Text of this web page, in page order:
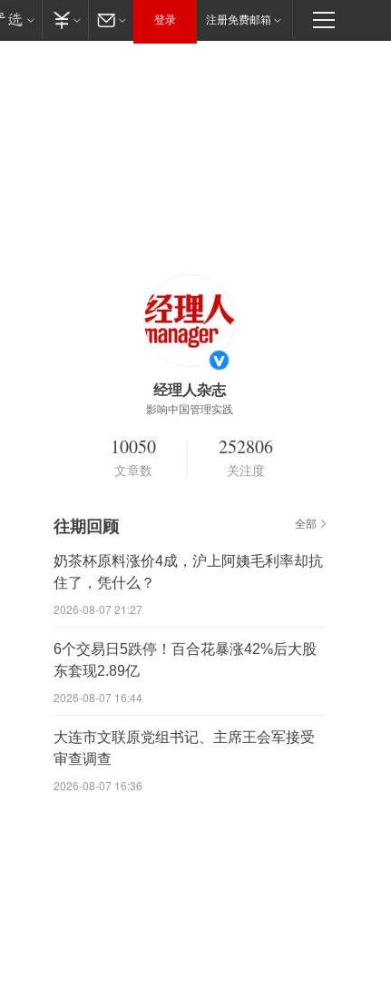
登录 注册免费邮箱
经理人杂志
影响中国管理实践
10050
文章数
252806
关注度
往期回顾 全部
奶茶杯原料涨价4成，沪上阿姨毛利率却抗
住了，凭什么？
2026-08-07 21:27
6个交易日5跌停！百合花暴涨42%后大股
东套现2.89亿
2026-08-07 16:44
大连市文联原党组书记、主席王会军接受
审查调查
2026-08-07 16:36